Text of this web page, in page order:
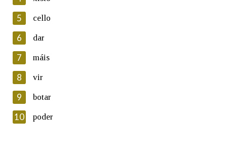
Lin e acepto as condicións da política de
Introduce o código que aparece na imaxe:
Texto de verificación
5 cello
6 dar
7 máis
8 vir
9 botar
10 poder